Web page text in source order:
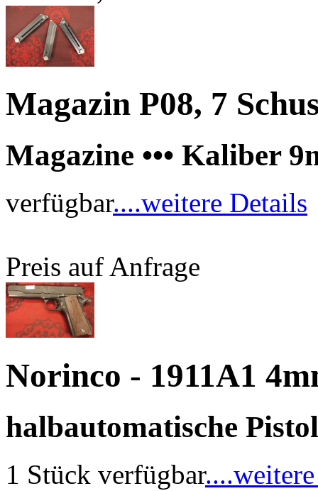
Magazin P08, 7
Magazine ••• Kaliber
verfügbar....weitere Details
Preis auf Anfrage
Norinco - 1911A1
halbautomatische
1 Stück verfügbar